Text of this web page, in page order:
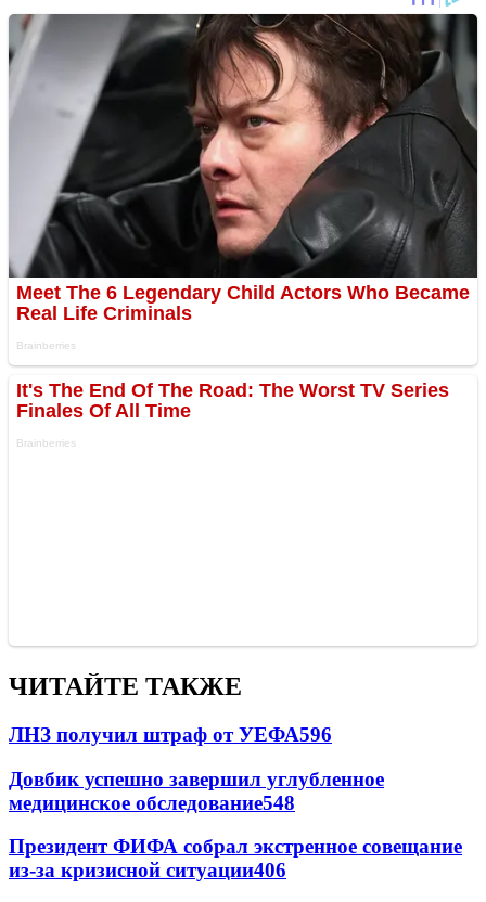
ЧИТАЙТЕ ТАКЖЕ
ЛНЗ получил штраф от УЕФА596
Довбик успешно завершил углубленное
медицинское обследование548
Президент ФИФА собрал экстренное совещание
из-за кризисной ситуации406